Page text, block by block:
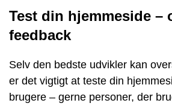
Test din hjemmeside –
feedback
Selv den bedste udvikler kan
er det vigtigt at teste din
brugere – gerne personer, der